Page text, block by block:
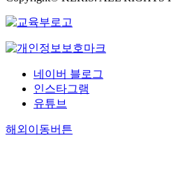
네이버 블로그
인스타그램
유튜브
해외이동버튼